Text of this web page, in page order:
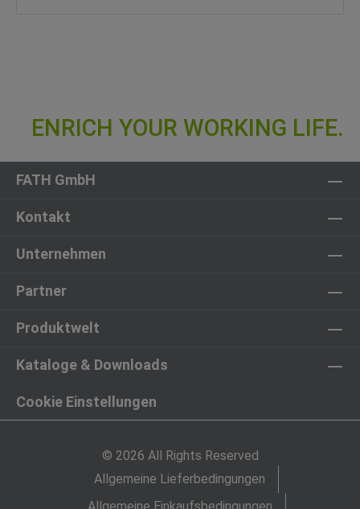
FATH GmbH
Kontakt
Unternehmen
Partner
Produktwelt
Kataloge & Downloads
Cookie Einstellungen
© 2026 All Rights Reserved
Allgemeine Lieferbedingungen